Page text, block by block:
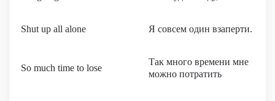
Shut up all alone Я совсем один взаперти.
So much time to lose
Так много времени мне
можно потратить